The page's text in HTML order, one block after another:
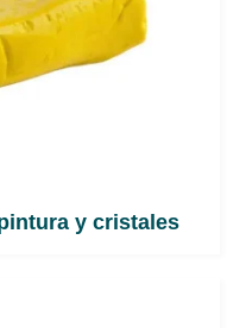
y cristales